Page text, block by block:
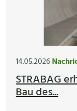
14.05.2026
STRABAG
Bau des...